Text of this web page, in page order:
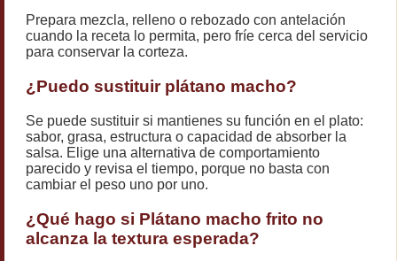
Prepara mezcla, relleno o rebozado con antelación
cuando la receta lo permita, pero fríe cerca del servicio
para conservar la corteza.
¿Puedo sustituir plátano macho?
Se puede sustituir si mantienes su función en el plato:
sabor, grasa, estructura o capacidad de absorber la
salsa. Elige una alternativa de comportamiento
parecido y revisa el tiempo, porque no basta con
cambiar el peso uno por uno.
¿Qué hago si Plátano macho frito no
alcanza la textura esperada?